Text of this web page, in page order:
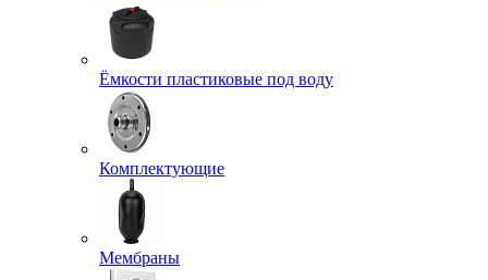
Ёмкости пластиковые под воду
Комплектующие
Мембраны